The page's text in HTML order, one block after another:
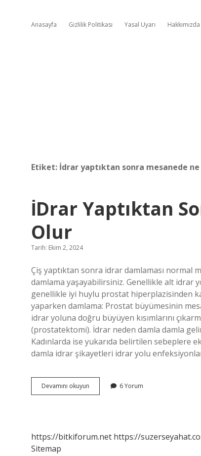
Anasayfa Gizlilik Politikası Yasal Uyarı Hakkımızda
Etiket: İdrar yaptıktan sonra mesanede
İDrar Yaptıktan
Olur
Tarih: Ekim 2, 2024
Çiş yaptıktan sonra idrar damlaması normal
damlama yaşayabilirsiniz. Genellikle alt idrar
genellikle iyi huylu prostat hiperplazisinden
yaparken damlama: Prostat büyümesinin
idrar yoluna doğru büyüyen kısımlarını
(prostatektomi). İdrar neden damla damla
Kadınlarda ise yukarıda belirtilen sebeplere
damla idrar şikayetleri idrar yolu
Devamını okuyun
Yaptıktan
Olur
6 Yorum
https://bitkiforum.net https://
Sitemap